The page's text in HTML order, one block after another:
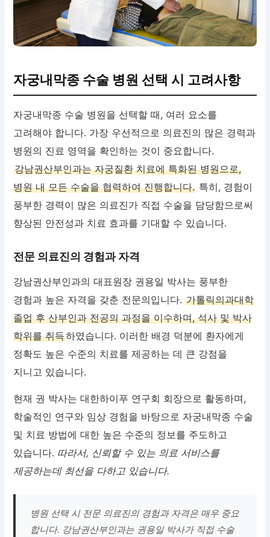
자궁내막종 수술 병원 선택 시 고려사항
자궁내막종 수술 병원을 선택할 때, 여러 요소를
고려해야 합니다. 가장 우선적으로 의료진의 많은 경력과
병원의 진료 영역을 확인하는 것이 중요합니다.
강남권산부인과는 자궁질환 치료에 특화된 병원으로,
병원 내 모든 수술을 협력하여 진행합니다. 특히, 경험이
풍부한 경력이 많은 의료진가 직접 수술을 담당함으로써
향상된 안전성과 치료 효과를 기대할 수 있습니다.
전문 의료진의 경험과 자격
강남권산부인과의 대표원장 권용일 박사는 풍부한
경험과 높은 자격을 갖춘 전문의입니다.가톨릭의과대학
졸업 후 산부인과 전공의 과정을 이수하며, 석사 및 박사
학위를 취득하였습니다. 이러한 배경 덕분에 환자에게
정확도 높은 수준의 치료를 제공하는 데 큰 강점을
지니고 있습니다.
현재 권 박사는 대한하이푸 연구회 회장으로 활동하며,
학술적인 연구와 임상 경험을 바탕으로 자궁내막종 수술
및 치료 방법에 대한 높은 수준의 정보를 주도하고
있습니다. 따라서, 신뢰할 수 있는 의료 서비스를
제공하는데 최선을 다하고 있습니다.
병원 선택 시 전문 의료진의 경험과 자격은 매우 중요
합니다. 강남권산부인과는 권용일 박사가 직접 수술